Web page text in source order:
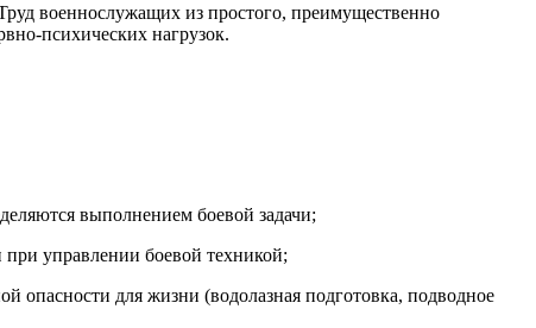
военнослужащих из простого, преимущественно
психических нагрузок.
выполнением боевой задачи;
управлении боевой техникой;
опасности для жизни (водолазная подготовка, подводное